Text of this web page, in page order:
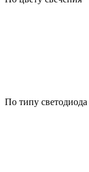
По типу светодиода